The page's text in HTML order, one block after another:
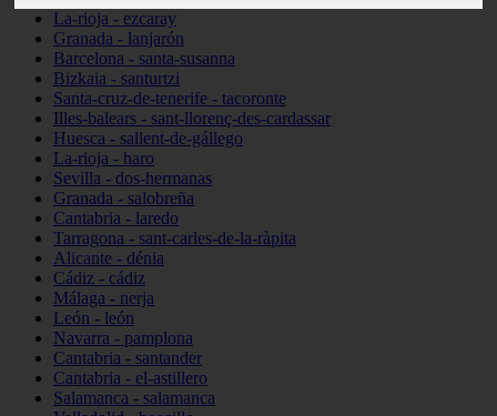
La-rioja - ezcaray
Granada - lanjarón
Barcelona - santa-susanna
Bizkaia - santurtzi
Santa-cruz-de-tenerife - tacoronte
Illes-balears - sant-llorenç-des-cardassar
Huesca - sallent-de-gállego
La-rioja - haro
Sevilla - dos-hermanas
Granada - salobreña
Cantabria - laredo
Tarragona - sant-carles-de-la-ràpita
Alicante - dénia
Cádiz - cádiz
Málaga - nerja
León - león
Navarra - pamplona
Cantabria - santander
Cantabria - el-astillero
Salamanca - salamanca